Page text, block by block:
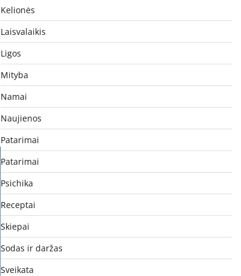
Kelionės
Laisvalaikis
Ligos
Mityba
Namai
Naujienos
Patarimai
Patarimai
Psichika
Receptai
Skiepai
Sodas ir daržas
Sveikata